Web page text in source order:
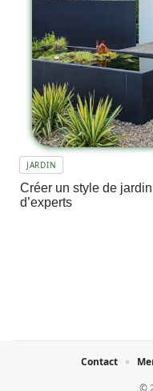
JARDIN
Créer un style de
d’experts
©
Contact